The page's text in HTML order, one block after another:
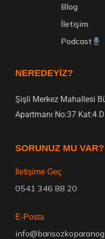
Blog
İletişim
Podcast
NEREDEYIZ?
Şişli Merkez Mahallesi
Apartmanı No:37 Kat:4
SORUNUZ MU VAR?
İletişime Geç
0541 346 88 20
E-Posta